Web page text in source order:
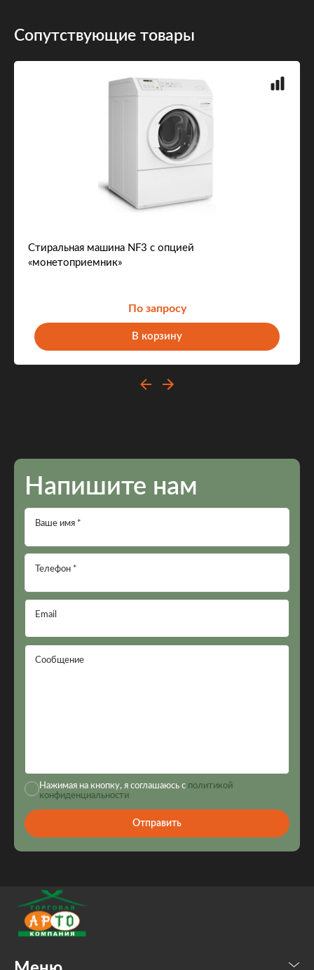
Сопутствующие товары
Стиральная машина NF3 с опцией
«монетоприемник»
По запросу
В корзину
Напишите нам
Ваше имя *
Телефон *
Email
Сообщение
Нажимая на кнопку, я соглашаюсь с политикой
конфиденциальности
Отправить